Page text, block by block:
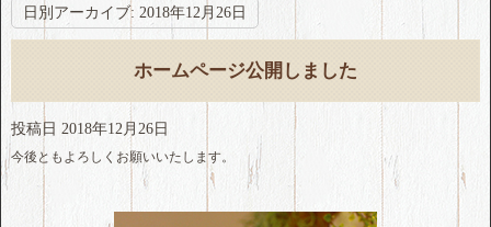
日別アーカイブ: 2018年12月26日
ホームページ公開しました
投稿日 2018年12月26日
今後ともよろしくお願いいたします。